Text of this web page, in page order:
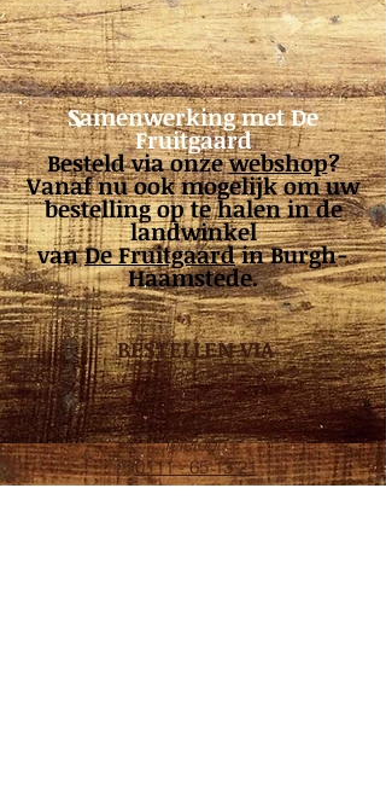
Samenwerking met De
Fruitgaard
Besteld via onzewebshop?
Vanaf nu ook mogelijk om uw
bestelling op te halen in de
landwinkel
vanDe Fruitgaardin Burgh-
Haamstede.
BESTELLEN VIA
Webshop
Klik hier
Telefoon
0111 - 65 13 21